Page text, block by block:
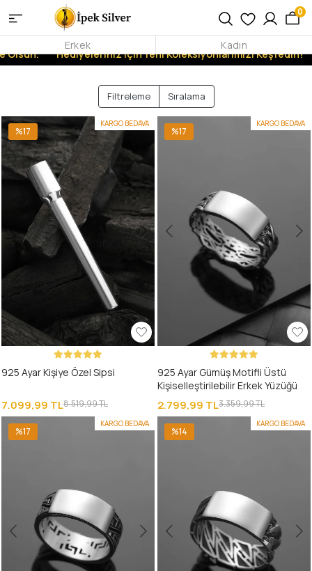
Hediyeleriniz İçin Yeni Koleksiyonlarımızı Keşfedin!
0
Erkek Kadın
Filtreleme Sıralama
KARGO BEDAVA
%17
925 Ayar Kişiye Özel Sipsi
7.099,99 TL8.519,99 TL
KARGO BEDAVA
%17
925 Ayar Gümüş Motifli Üstü
Kişiselleştirilebilir Erkek Yüzüğü
2.799,99 TL3.359,99 TL
KARGO BEDAVA
%17
KARGO BEDAVA
%14